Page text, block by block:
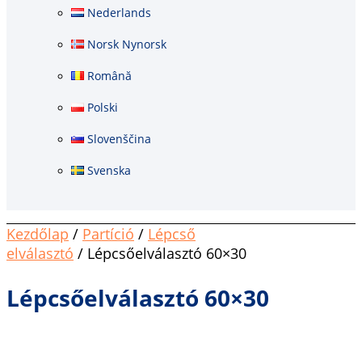
Nederlands
Norsk Nynorsk
Română
Polski
Slovenščina
Svenska
Kezdőlap / Partíció / Lépcső
elválasztó / Lépcsőelválasztó 60×30
Lépcsőelválasztó 60×30